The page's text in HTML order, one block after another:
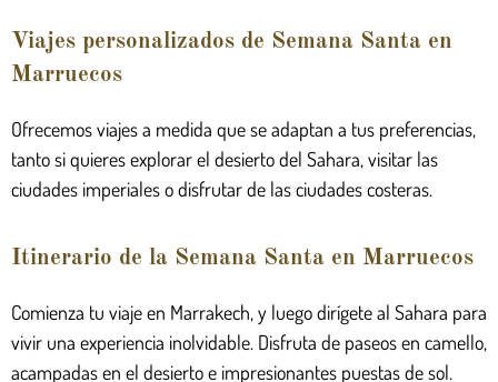
Viajes personalizados de Semana Santa en
Marruecos
Ofrecemos viajes a medida que se adaptan a tus preferencias,
tanto si quieres explorar el desierto del Sahara, visitar las
ciudades imperiales o disfrutar de las ciudades costeras.
Itinerario de la Semana Santa en Marruecos
Comienza tu viaje en Marrakech, y luego dirígete al Sahara para
vivir una experiencia inolvidable. Disfruta de paseos en camello,
acampadas en el desierto e impresionantes puestas de sol.